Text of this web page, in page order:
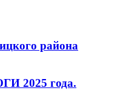
района
2025 года.